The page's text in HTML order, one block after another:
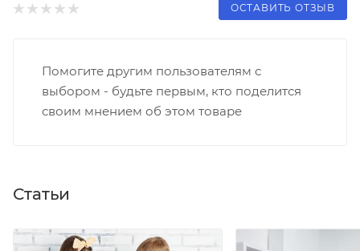
ОСТАВИТЬ ОТЗЫВ
Помогите другим пользователям с
выбором - будьте первым, кто поделится
своим мнением об этом товаре
Статьи